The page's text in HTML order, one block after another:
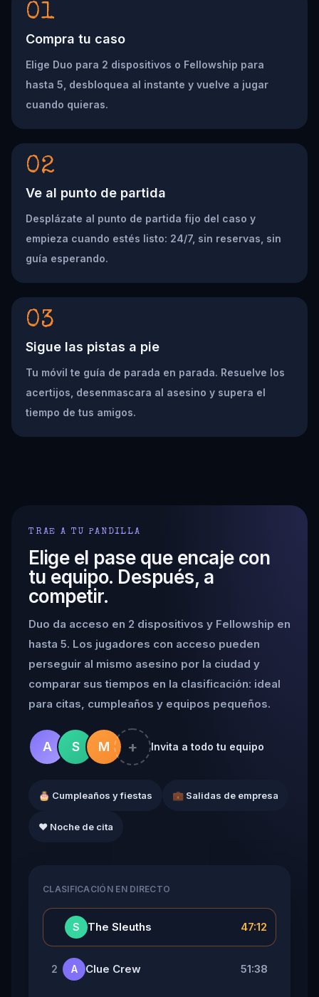
01
Compra tu caso
Elige Duo para 2 dispositivos o Fellowship para
hasta 5, desbloquea al instante y vuelve a jugar
cuando quieras.
02
Ve al punto de partida
Desplázate al punto de partida fijo del caso y
empieza cuando estés listo: 24/7, sin reservas, sin
guía esperando.
03
Sigue las pistas a pie
Tu móvil te guía de parada en parada. Resuelve los
acertijos, desenmascara al asesino y supera el
tiempo de tus amigos.
TRAE A TU PANDILLA
Elige el pase que encaje con
tu equipo. Después, a
competir.
Duo da acceso en 2 dispositivos y Fellowship en
hasta 5. Los jugadores con acceso pueden
perseguir al mismo asesino por la ciudad y
comparar sus tiempos en la clasificación: ideal
para citas, cumpleaños y equipos pequeños.
A S M + Invita a todo tu equipo
🎂 Cumpleaños y fiestas 💼 Salidas de empresa
❤️ Noche de cita
CLASIFICACIÓN EN DIRECTO
S The Sleuths 47:12
2 A Clue Crew 51:38